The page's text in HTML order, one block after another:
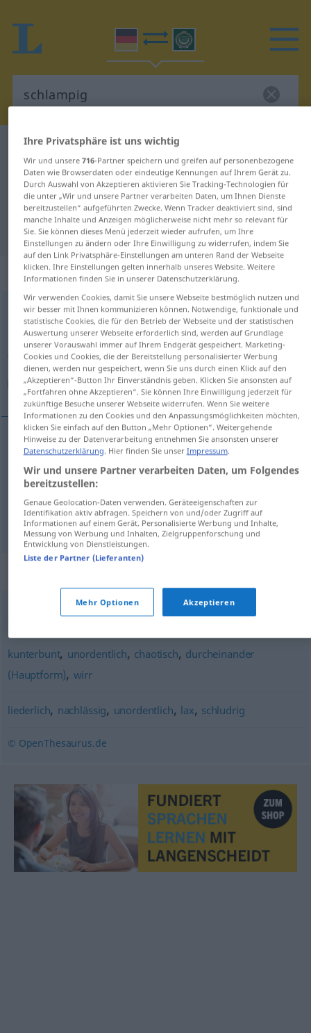
Deutsch-Arabisch Wörterbuch
Deutsch-Arabisch Übersetzung für
"schlampig"
"schlampig" Arabisch Übersetzung
„schlampig“: Adjektiv
schlampigadj
Übersicht aller Übersetzungen
(Für mehr Details die Übersetzung anklicken/antippen)
مهمل, مهمل, مبهدل
مهمل [muhmil] schlampig
مبهدل [muˈbahdal] schlampigKleidung
kunterbunt, unordentlich, chaotisch, durcheinander
(Hauptform), wirr
liederlich, nachlässig, unordentlich, lax, schludrig
© OpenThesaurus.de
Ihre Privatsphäre ist uns wichtig
Wir und unsere 716-Partner speichern und greifen auf personenbezogene
Daten wie Browserdaten oder eindeutige Kennungen auf Ihrem Gerät zu.
Durch Auswahl von Akzeptieren aktivieren Sie Tracking-Technologien für
die unter „Wir und unsere Partner verarbeiten Daten, um Ihnen Dienste
bereitzustellen“ aufgeführten Zwecke. Wenn Tracker deaktiviert sind, sind
manche Inhalte und Anzeigen möglicherweise nicht mehr so relevant für
Sie. Sie können dieses Menü jederzeit wieder aufrufen, um Ihre
Einstellungen zu ändern oder Ihre Einwilligung zu widerrufen, indem Sie
auf den Link Privatsphäre-Einstellungen am unteren Rand der Webseite
klicken. Ihre Einstellungen gelten innerhalb unseres Website. Weitere
Informationen finden Sie in unserer Datenschutzerklärung.
Wir verwenden Cookies, damit Sie unsere Webseite bestmöglich nutzen und
wir besser mit Ihnen kommunizieren können. Notwendige, funktionale und
statistische Cookies, die für den Betrieb der Webseite und der statistischen
Auswertung unserer Webseite erforderlich sind, werden auf Grundlage
unserer Vorauswahl immer auf Ihrem Endgerät gespeichert. Marketing-
Cookies und Cookies, die der Bereitstellung personalisierter Werbung
dienen, werden nur gespeichert, wenn Sie uns durch einen Klick auf den
„Akzeptieren“-Button Ihr Einverständnis geben. Klicken Sie ansonsten auf
„Fortfahren ohne Akzeptieren“. Sie können Ihre Einwilligung jederzeit für
zukünftige Besuche unserer Webseite widerrufen. Wenn Sie weitere
Informationen zu den Cookies und den Anpassungsmöglichkeiten möchten,
klicken Sie einfach auf den Button „Mehr Optionen“. Weitergehende
Hinweise zu der Datenverarbeitung entnehmen Sie ansonsten unserer
Datenschutzerklärung. Hier finden Sie unser Impressum.
Wir und unsere Partner verarbeiten Daten, um Folgendes
bereitzustellen:
Genaue Geolocation-Daten verwenden. Geräteeigenschaften zur
Identifikation aktiv abfragen. Speichern von und/oder Zugriff auf
Informationen auf einem Gerät. Personalisierte Werbung und Inhalte,
Messung von Werbung und Inhalten, Zielgruppenforschung und
Entwicklung von Dienstleistungen.
Liste der Partner (Lieferanten)
Mehr Optionen Akzeptieren